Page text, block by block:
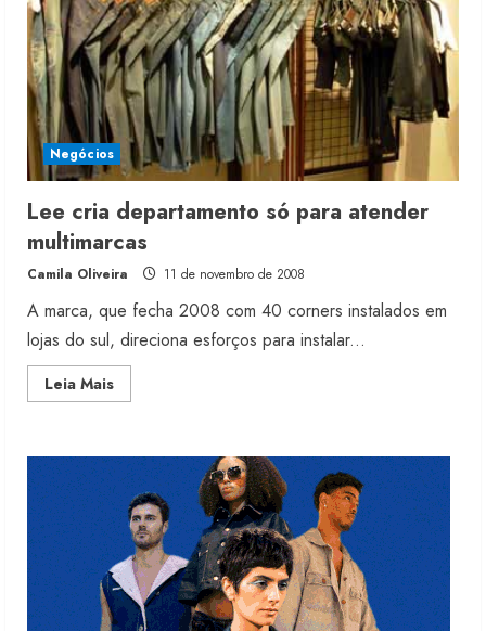
Negócios
Lee cria departamento só para atender
multimarcas
Camila Oliveira 11 de novembro de 2008
A marca, que fecha 2008 com 40 corners instalados em
lojas do sul, direciona esforços para instalar...
Leia MaisRead
more
departamento
para
atender
multimarcas
2
Moda vende US$63,7 bilhões em
6 de agosto de 2026
4
Fakini prevê R$345 milhões de
receita em 2026
4 de agosto de 2026